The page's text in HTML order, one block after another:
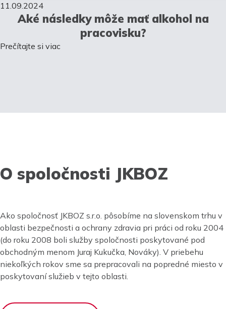
11.09.2024
Aké následky môže mať alkohol na
pracovisku?
Prečítajte si viac
O spoločnosti JKBOZ
Ako spoločnosť JKBOZ s.r.o. pôsobíme na slovenskom trhu v
oblasti bezpečnosti a ochrany zdravia pri práci od roku 2004
(do roku 2008 boli služby spoločnosti poskytované pod
obchodným menom Juraj Kukučka, Nováky). V priebehu
niekoľkých rokov sme sa prepracovali na popredné miesto v
poskytovaní služieb v tejto oblasti.